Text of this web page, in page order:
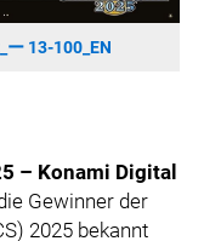
PRODUCTS
ー 13-100_EN
– Konami Digital
Gewinner der
2025 bekannt